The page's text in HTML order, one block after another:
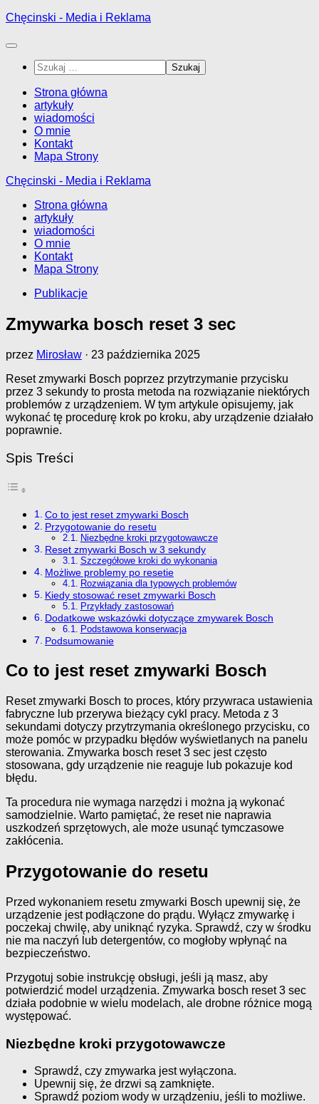
Przejdź
treści
Chęcinski - Media i Reklama
Szukaj:
Strona główna
artykuły
wiadomości
O mnie
Kontakt
Mapa Strony
Chęcinski - Media i Reklama
Strona główna
artykuły
wiadomości
O mnie
Kontakt
Mapa Strony
Publikacje
Zmywarka bosch reset 3 sec
przez Mirosław · 23 października 2025
Reset zmywarki Bosch poprzez przytrzymanie przycisku
przez 3 sekundy to prosta metoda na rozwiązanie niektórych
problemów z urządzeniem. W tym artykule opisujemy, jak
wykonać tę procedurę krok po kroku, aby urządzenie działało
poprawnie.
Spis Treści
Co to jest reset zmywarki Bosch
Przygotowanie do resetu
Niezbędne kroki przygotowawcze
Reset zmywarki Bosch w 3 sekundy
Szczegółowe kroki do wykonania
Możliwe problemy po resetie
Rozwiązania dla typowych problemów
Kiedy stosować reset zmywarki Bosch
Przykłady zastosowań
Dodatkowe wskazówki dotyczące zmywarek Bosch
Podstawowa konserwacja
Podsumowanie
Co to jest reset zmywarki Bosch
Reset zmywarki Bosch to proces, który przywraca ustawienia
fabryczne lub przerywa bieżący cykl pracy. Metoda z 3
sekundami dotyczy przytrzymania określonego przycisku, co
może pomóc w przypadku błędów wyświetlanych na panelu
sterowania. Zmywarka bosch reset 3 sec jest często
stosowana, gdy urządzenie nie reaguje lub pokazuje kod
błędu.
Ta procedura nie wymaga narzędzi i można ją wykonać
samodzielnie. Warto pamiętać, że reset nie naprawia
uszkodzeń sprzętowych, ale może usunąć tymczasowe
zakłócenia.
Przygotowanie do resetu
Przed wykonaniem resetu zmywarki Bosch upewnij się, że
urządzenie jest podłączone do prądu. Wyłącz zmywarkę i
poczekaj chwilę, aby uniknąć ryzyka. Sprawdź, czy w środku
nie ma naczyń lub detergentów, co mogłoby wpłynąć na
bezpieczeństwo.
Przygotuj sobie instrukcję obsługi, jeśli ją masz, aby
potwierdzić model urządzenia. Zmywarka bosch reset 3 sec
działa podobnie w wielu modelach, ale drobne różnice mogą
występować.
Niezbędne kroki przygotowawcze
Sprawdź, czy zmywarka jest wyłączona.
Upewnij się, że drzwi są zamknięte.
Sprawdź poziom wody w urządzeniu, jeśli to możliwe.